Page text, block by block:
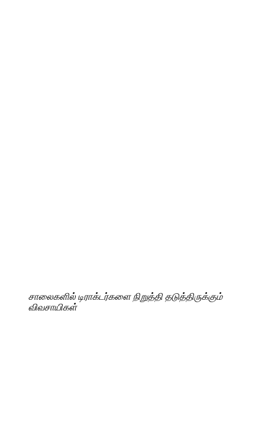
சாலைகளில் டிராக்டர்களை நிறுத்தி தடுத்திருக்கும்
விவசாயிகள்